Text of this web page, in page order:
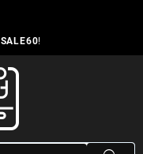
SALE60!